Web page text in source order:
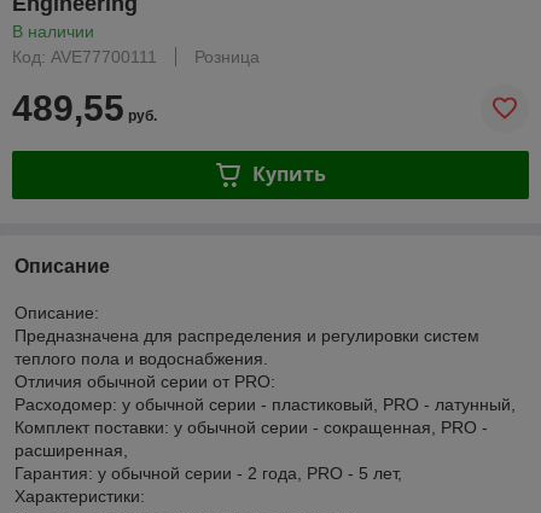
В наличии
Код: AVE77700111
Розница
489,55 руб.
Купить
Описание
Описание:
Предназначена для распределения и регулировки систем
теплого пола и водоснабжения.
Отличия обычной серии от PRO:
Расходомер: у обычной серии - пластиковый, PRO - латунный,
Комплект поставки: у обычной серии - сокращенная, PRO -
расширенная,
Гарантия: у обычной серии - 2 года, PRO - 5 лет,
Характеристики: